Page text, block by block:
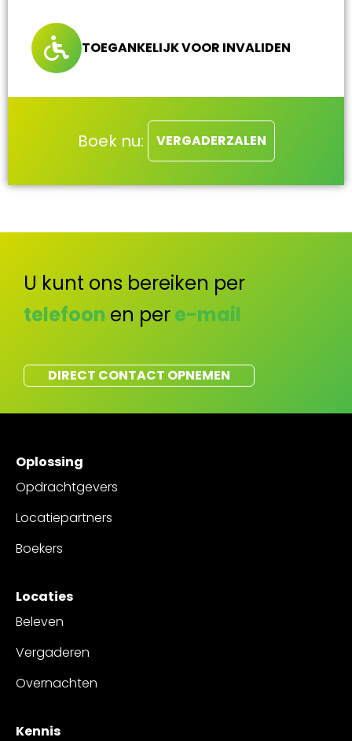
TOEGANKELIJK VOOR INVALIDEN
Boek nu: VERGADERZALEN
U kunt ons bereiken per
telefoon en pere-mail
DIRECT CONTACT OPNEMEN
Oplossing
Opdrachtgevers
Locatiepartners
Boekers
Locaties
Beleven
Vergaderen
Overnachten
Kennis